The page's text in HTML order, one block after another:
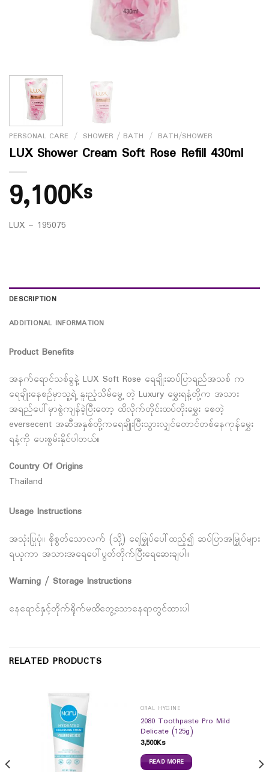
PERSONAL CARE / SHOWER / BATH / BATH/SHOWER
LUX Shower Cream Soft Rose Refill 430ml
9,100Ks
LUX – 195075
DESCRIPTION
ADDITIONAL INFORMATION
Product Benefits
အနက်ရောင်သစ်ခွနဲ့ LUX Soft Rose ရေချိုးဆပ်ပြာရည်အသစ် က
ရေချိုးနေစဉ်မှာသူ့ရဲ့ နူးညံ့သိမ်မွေ့ တဲ့ Luxury မွှေးရနံ့တို့က အသား
အရည်ပေါ်မှာစွဲကျန်ခဲ့ပြီးတော့ ထိလိုက်တိုင်းထပ်တိုးမွှေး စေတဲ့
eversecent အဆီအနှစ်တို့ကရေချိုးပြီးသွားလျှင်တောင်တစ်နေကုန်မွှေး
ရနံ့ကို ပေးစွမ်းနိုင်ပါတယ်။
Country Of Origins
Thailand
Usage Instructions
အသုံးပြုပုံ။ စိုစွတ်သောလက် (သို့) ရေမြှုပ်ပေါ်ထည့်၍ ဆပ်ပြာအမြှုပ်များ
ရယူကာ အသားအရေပေါ်ပွတ်တိုက်ပြီးရေဆေးချပါ။
Warning / Storage Instructions
နေရောင်နှင့်တိုက်ရိုက်မထိတွေ့သောနေရာတွင်ထားပါ
RELATED PRODUCTS
ORAL HYGINE
2080 Toothpaste Pro Mild
Delicate (125g)
3,500Ks
READ MORE